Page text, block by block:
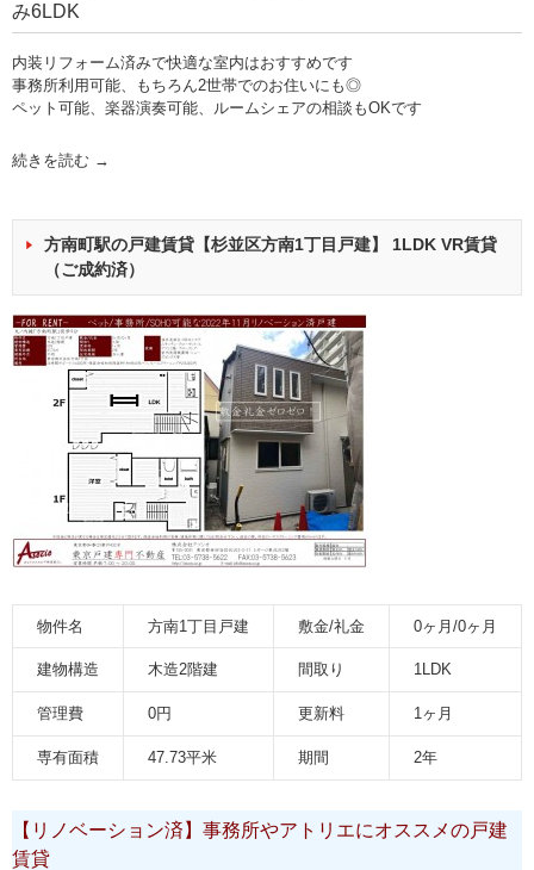
み6LDK
内装リフォーム済みで快適な室内はおすすめです
事務所利用可能、もちろん2世帯でのお住いにも◎
ペット可能、楽器演奏可能、ルームシェアの相談もOKです
続きを読む →
方南町駅の戸建賃貸【杉並区方南1丁目戸建】 1LDK VR賃貸
（ご成約済）
物件名 方南1丁目戸建 敷金/礼金 0ヶ月/0ヶ月
建物構造 木造2階建 間取り 1LDK
管理費 0円 更新料 1ヶ月
専有面積 47.73平米 期間 2年
【リノベーション済】事務所やアトリエにオススメの戸建
賃貸